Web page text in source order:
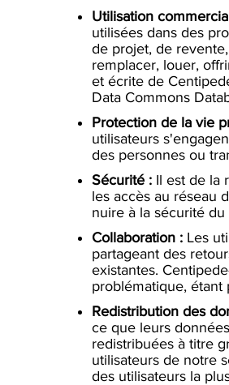
Utilisation
utilisées dans des
de projet, de
remplacer, louer,
et écrite de
Data Commons
Protection de la vie
utilisateurs
des personnes ou
Sécurité : Il est de la
les accès au réseau
nuire à la sécurité
Collaboration : Les
partageant des
existantes.
problématique, étant
Redistribution des
ce que leurs
redistribuées à titre
utilisateurs de notre
des utilisateurs la